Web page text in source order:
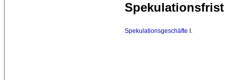
Spekulationsfrist
Spekulationsgeschäfte I.